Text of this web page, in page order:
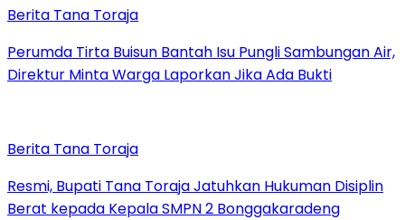
Berita Tana Toraja
Perumda Tirta Buisun Bantah Isu Pungli Sambungan Air,
Direktur Minta Warga Laporkan Jika Ada Bukti
Berita Tana Toraja
Resmi, Bupati Tana Toraja Jatuhkan Hukuman Disiplin
Berat kepada Kepala SMPN 2 Bonggakaradeng